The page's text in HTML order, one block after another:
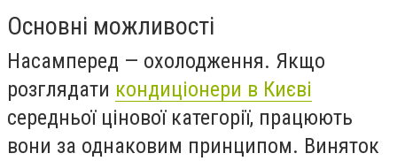
Основні можливості
Насамперед — охолодження. Якщо
розглядати кондиціонери в Києві
середньої цінової категорії, працюють
вони за однаковим принципом. Виняток